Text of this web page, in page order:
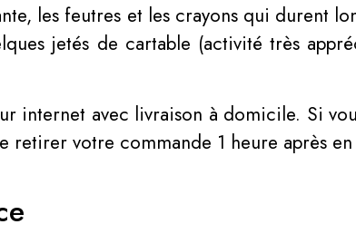
les feutres et les crayons qui durent
jetés de cartable (activité très
internet avec livraison à domicile. Si
retirer votre commande 1 heure après en